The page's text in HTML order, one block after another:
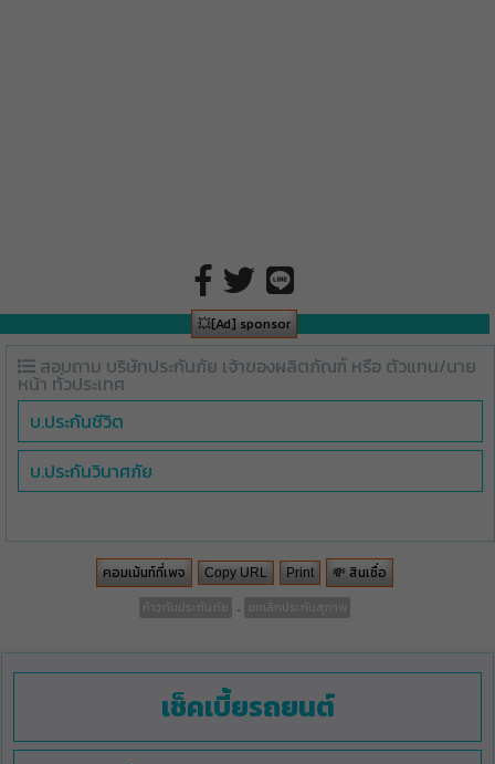
💥[Ad] sponsor
สอบถาม บริษัทประกันภัย เจ้าของผลิตภัณฑ์ หรือ ตัวแทน/นาย
หน้า ทั่วประเทศ
บ.ประกันชีวิต
บ.ประกันวินาศภัย
คอมเม้นท์ที่เพจ Copy URL Print 💸 สินเชื่อ
ก้าวทันประกันภัย . ยกเลิกประกันสุภาพ
เช็คเบี้ยรถยนต์